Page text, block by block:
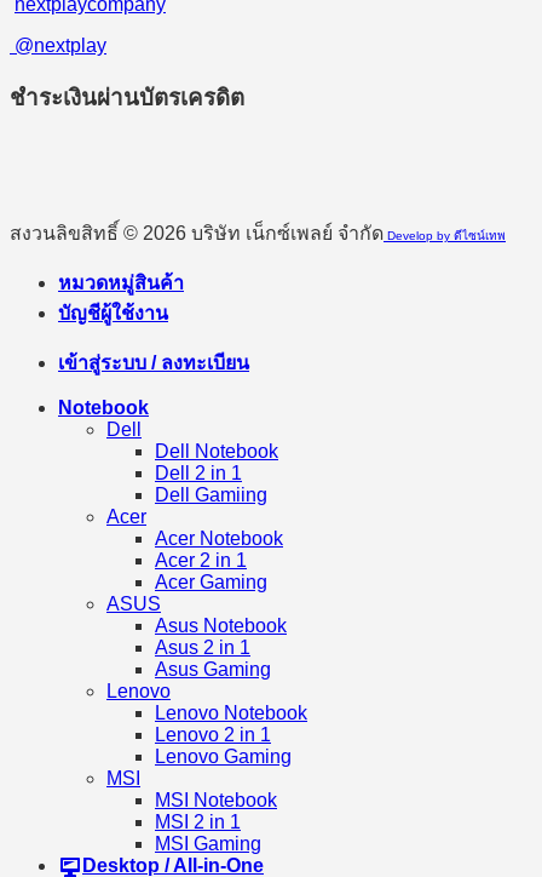
nextplaycompany
@nextplay
ชำระเงินผ่านบัตรเครดิต
สงวนลิขสิทธิ์ © 2026 บริษัท เน็กซ์เพลย์ จำกัด Develop by ดีไซน์เทพ
หมวดหมู่สินค้า
บัญชีผู้ใช้งาน
เข้าสู่ระบบ / ลงทะเบียน
Notebook
Dell
Dell Notebook
Dell 2 in 1
Dell Gamiing
Acer
Acer Notebook
Acer 2 in 1
Acer Gaming
ASUS
Asus Notebook
Asus 2 in 1
Asus Gaming
Lenovo
Lenovo Notebook
Lenovo 2 in 1
Lenovo Gaming
MSI
MSI Notebook
MSI 2 in 1
MSI Gaming
Desktop / All-in-One